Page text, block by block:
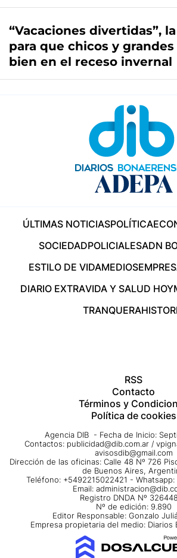
“Vacaciones divertidas”,
para que chicos y grandes
bien en el receso invernal
ÚLTIMAS NOTICIASPOLÍTICA
SOCIEDADPOLICIALESADN
ESTILO DE VIDAMEDIOS
DIARIO EXTRAVIDA Y SALUD HOY
TRANQUERA
RSS
Contacto
Términos y
Política de cookies
Agencia DIB - Fecha de Inicio:
Contactos: publicidad@dib.com.ar /
avisosdib@gmail.com
Dirección de las oficinas: Calle 48 Nº 726
de Buenos Aires,
Teléfono: +5492215022421 -
Email:
Registro DNDA Nº
Nº de edición: 9.890
Editor Responsable: Gonzalo
Empresa propietaria del medio: Diarios